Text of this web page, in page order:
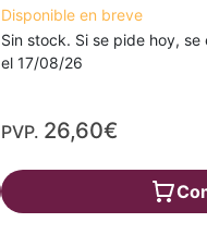
Disponible en breve
Sin stock. Si se pide hoy,
el 17/08/26
PVP. 26,60€